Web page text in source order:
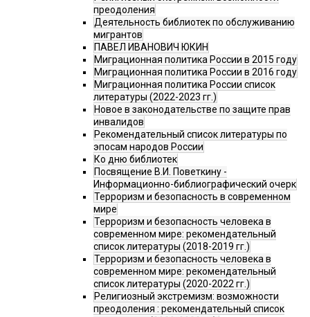
преодоления
Деятельность библиотек по обслуживанию
мигрантов
ПАВЕЛ ИВАНОВИЧ ЮКИН
Миграционная политика России в 2015 году
Миграционная политика России в 2016 году
Миграционная политика России список
литературы (2022-2023 гг.)
Новое в законодательстве по защите прав
инвалидов
Рекомендательный список литературы по
эпосам народов России
Ко дню библиотек
Посвящение В.И. Поветкину -
Информационно-библиографический очерк
Терроризм и безопасность в современном
мире
Терроризм и безопасность человека в
современном мире: рекомендательный
список литературы (2018-2019 гг.)
Терроризм и безопасность человека в
современном мире: рекомендательный
список литературы (2020-2022 гг.)
Религиозный экстремизм: возможности
преодоления : рекомендательный список